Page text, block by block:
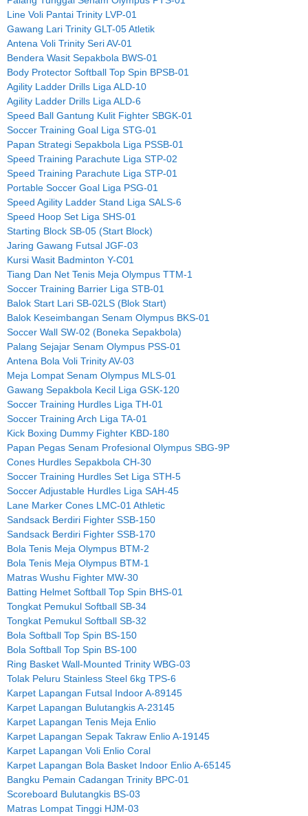
Line Voli Pantai Trinity LVP-01
Gawang Lari Trinity GLT-05 Atletik
Antena Voli Trinity Seri AV-01
Bendera Wasit Sepakbola BWS-01
Body Protector Softball Top Spin BPSB-01
Agility Ladder Drills Liga ALD-10
Agility Ladder Drills Liga ALD-6
Speed Ball Gantung Kulit Fighter SBGK-01
Soccer Training Goal Liga STG-01
Papan Strategi Sepakbola Liga PSSB-01
Speed Training Parachute Liga STP-02
Speed Training Parachute Liga STP-01
Portable Soccer Goal Liga PSG-01
Speed Agility Ladder Stand Liga SALS-6
Speed Hoop Set Liga SHS-01
Starting Block SB-05 (Start Block)
Jaring Gawang Futsal JGF-03
Kursi Wasit Badminton Y-C01
Tiang Dan Net Tenis Meja Olympus TTM-1
Soccer Training Barrier Liga STB-01
Balok Start Lari SB-02LS (Blok Start)
Balok Keseimbangan Senam Olympus BKS-01
Soccer Wall SW-02 (Boneka Sepakbola)
Palang Sejajar Senam Olympus PSS-01
Antena Bola Voli Trinity AV-03
Meja Lompat Senam Olympus MLS-01
Gawang Sepakbola Kecil Liga GSK-120
Soccer Training Hurdles Liga TH-01
Soccer Training Arch Liga TA-01
Kick Boxing Dummy Fighter KBD-180
Papan Pegas Senam Profesional Olympus SBG-9P
Cones Hurdles Sepakbola CH-30
Soccer Training Hurdles Set Liga STH-5
Soccer Adjustable Hurdles Liga SAH-45
Lane Marker Cones LMC-01 Athletic
Sandsack Berdiri Fighter SSB-150
Sandsack Berdiri Fighter SSB-170
Bola Tenis Meja Olympus BTM-2
Bola Tenis Meja Olympus BTM-1
Matras Wushu Fighter MW-30
Batting Helmet Softball Top Spin BHS-01
Tongkat Pemukul Softball SB-34
Tongkat Pemukul Softball SB-32
Bola Softball Top Spin BS-150
Bola Softball Top Spin BS-100
Ring Basket Wall-Mounted Trinity WBG-03
Tolak Peluru Stainless Steel 6kg TPS-6
Karpet Lapangan Futsal Indoor A-89145
Karpet Lapangan Bulutangkis A-23145
Karpet Lapangan Tenis Meja Enlio
Karpet Lapangan Sepak Takraw Enlio A-19145
Karpet Lapangan Voli Enlio Coral
Karpet Lapangan Bola Basket Indoor Enlio A-65145
Bangku Pemain Cadangan Trinity BPC-01
Scoreboard Bulutangkis BS-03
Matras Lompat Tinggi HJM-03